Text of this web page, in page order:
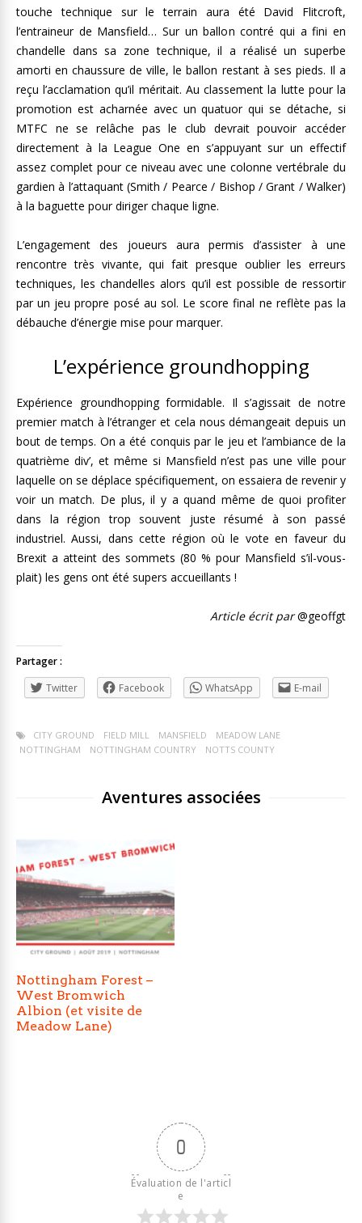
touche technique sur le terrain aura été David Flitcroft,
l’entraineur de Mansfield… Sur un ballon contré qui a fini en
chandelle dans sa zone technique, il a réalisé un superbe
amorti en chaussure de ville, le ballon restant à ses pieds. Il a
reçu l’acclamation qu’il méritait. Au classement la lutte pour la
promotion est acharnée avec un quatuor qui se détache, si
MTFC ne se relâche pas le club devrait pouvoir accéder
directement à la League One en s’appuyant sur un effectif
assez complet pour ce niveau avec une colonne vertébrale du
gardien à l’attaquant (Smith / Pearce / Bishop / Grant / Walker)
à la baguette pour diriger chaque ligne.
L’engagement des joueurs aura permis d’assister à une
rencontre très vivante, qui fait presque oublier les erreurs
techniques, les chandelles alors qu’il est possible de ressortir
par un jeu propre posé au sol. Le score final ne reflète pas la
débauche d’énergie mise pour marquer.
L’expérience groundhopping
Expérience groundhopping formidable. Il s’agissait de notre
premier match à l’étranger et cela nous démangeait depuis un
bout de temps. On a été conquis par le jeu et l’ambiance de la
quatrième div’, et même si Mansfield n’est pas une ville pour
laquelle on se déplace spécifiquement, on essaiera de revenir y
voir un match. De plus, il y a quand même de quoi profiter
dans la région trop souvent juste résumé à son passé
industriel. Aussi, dans cette région où le vote en faveur du
Brexit a atteint des sommets (80 % pour Mansfield s’il-vous-
plait) les gens ont été supers accueillants !
Article écrit par@geoffgt
Partager :
Twitter
Facebook WhatsApp E-mail
CITY GROUND FIELD MILL MANSFIELD
MEADOW LANE
NOTTINGHAM
NOTTINGHAM COUNTRY NOTTS COUNTY
Aventures associées
Nottingham Forest –
West Bromwich
Albion (et visite de
Meadow Lane)
0
Évaluation de l'articl
e